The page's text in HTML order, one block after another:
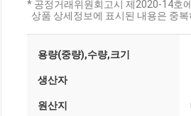
* 공정거래위원회고시 제2020-14호
상품 상세정보에 표시된 내용은 중
용량(중량),수량,크기
생산자
원산지